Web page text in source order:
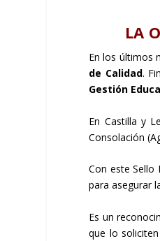
LA
En los últimos
de Calidad.
Gestión
En Castilla y
Consolación
Con este Sello
para asegurar
Es un
que lo